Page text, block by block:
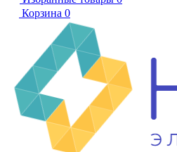
Корзина 0